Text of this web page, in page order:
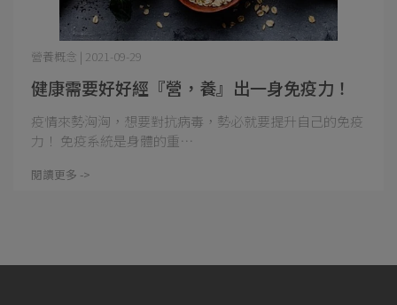
健康需要好好經『營，養』出一身免疫力！
營養概念 | 2021-09-29
疫情來勢洶洶，想要對抗病毒，勢必就要提升自己的免疫
力！ 免疫系統是身體的重⋯
閱讀更多 ->